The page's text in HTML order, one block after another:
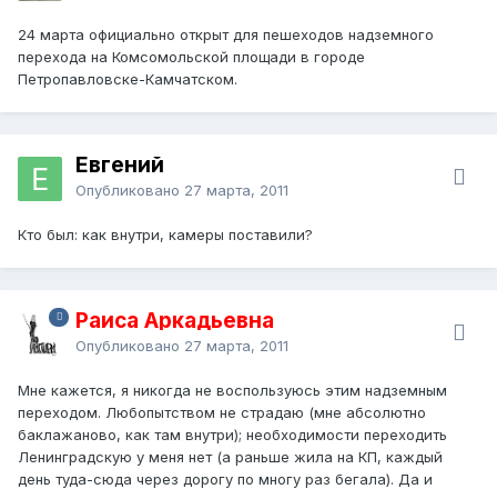
24 марта официально открыт для пешеходов надземного
перехода на Комсомольской площади в городе
Петропавловске-Камчатском.
Евгений
Опубликовано 27 марта, 2011
Кто был: как внутри, камеры поставили?
Раиса Аркадьевна
Опубликовано 27 марта, 2011
Мне кажется, я никогда не воспользуюсь этим надземным
переходом. Любопытством не страдаю (мне абсолютно
баклажаново, как там внутри); необходимости переходить
Ленинградскую у меня нет (а раньше жила на КП, каждый
день туда-сюда через дорогу по многу раз бегала). Да и